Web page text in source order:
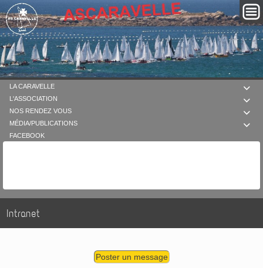

LA CARAVELLE

L'ASSOCIATION

NOS RENDEZ VOUS

MÉDIA/PUBLICATIONS
FACEBOOK
Intranet
Poster un message